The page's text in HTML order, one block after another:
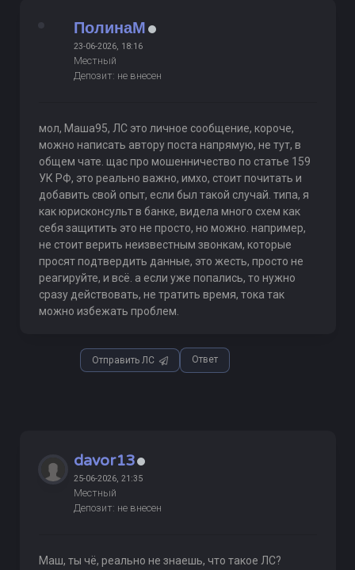
ПолинаМ
23-06-2026, 18:16
Местный
Депозит: не внесен
мол, Маша95, ЛС это личное сообщение, короче,
можно написать автору поста напрямую, не тут, в
общем чате. щас про мошенничество по статье 159
УК РФ, это реально важно, имхо, стоит почитать и
добавить свой опыт, если был такой случай. типа, я
как юрисконсульт в банке, видела много схем как
себя защитить это не просто, но можно. например,
не стоит верить неизвестным звонкам, которые
просят подтвердить данные, это жесть, просто не
реагируйте, и всё. а если уже попались, то нужно
сразу действовать, не тратить время, тока так
можно избежать проблем.
Отправить ЛС Ответ
davor13
25-06-2026, 21:35
Местный
Депозит: не внесен
Маш, ты чё, реально не знаешь, что такое ЛС?